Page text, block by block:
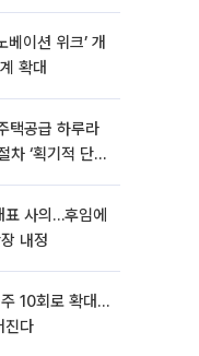
베이션 위크’ 개
확대
택공급 하루라
차 ‘획기적 단
표 사의…후임에
내정
10회로 확대…
진다